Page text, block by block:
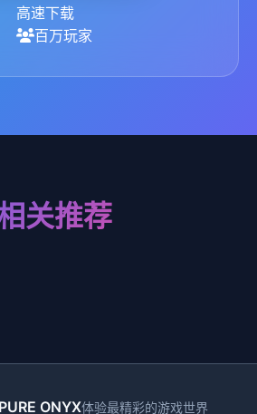
高速下载
百万玩家
关推荐
ONYX体验最精彩的游戏世界